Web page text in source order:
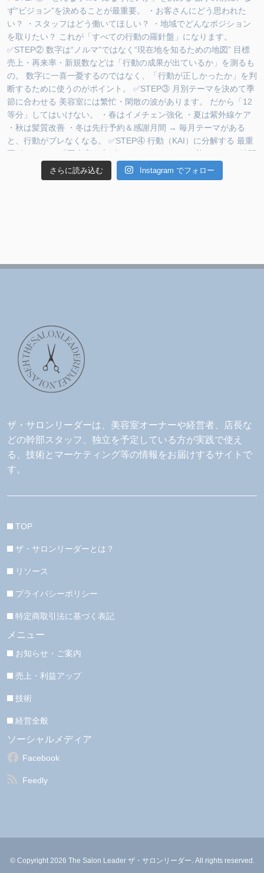
さらに読み込む Instagram でフォロー
ザ・サロンリーダーは、美容室オーナーや経営者、店長な
どの幹部スタッフ、独立を予定している方が実践で使え
る、技術とマーケティング等の情報をお届けするサイトで
す。
TOP
ザ・サロンリーダーとは？
リソース
プライバシーポリシー
特定商取引法に基づく表記
メニュー
お知らせ・ご案内
売上・利益アップ
技術
経営全般
ソーシャルメディア
Facebook
Feedly
© Copyright 2026 The Salon Leader ザ・サロンリーダー. All rights reserved.